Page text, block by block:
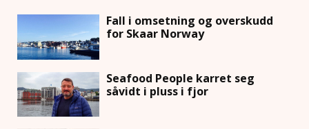
Fall i omsetning og overskudd
for Skaar Norway
Seafood People karret seg
såvidt i pluss i fjor